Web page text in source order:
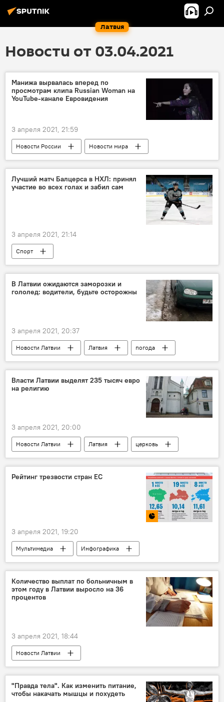
Латвия
Новости от 03.04.2021
Манижа вырвалась вперед по
просмотрам клипа Russian Woman на
YouTube-канале Евровидения
3 апреля 2021, 21:59
Новости России
Новости мира
Россия
певицы
Латвия
Евровидение
Лучший матч Балцерса в НХЛ: принял
участие во всех голах и забил сам
3 апреля 2021, 21:14
Спорт
В Латвии ожидаются заморозки и
гололед: водители, будьте осторожны
3 апреля 2021, 20:37
Новости Латвии Латвия погода
Власти Латвии выделят 235 тысяч евро
на религию
3 апреля 2021, 20:00
Новости Латвии Латвия
церковь
коронавирус
Рейтинг трезвости стран ЕС
3 апреля 2021, 19:20
Мультимедиа
Инфографика
Латвия в мировых рейтингах
Количество выплат по больничным в
этом году в Латвии выросло на 36
процентов
3 апреля 2021, 18:44
Новости Латвии
"Правда тела". Как изменить питание,
чтобы накачать мышцы и похудеть